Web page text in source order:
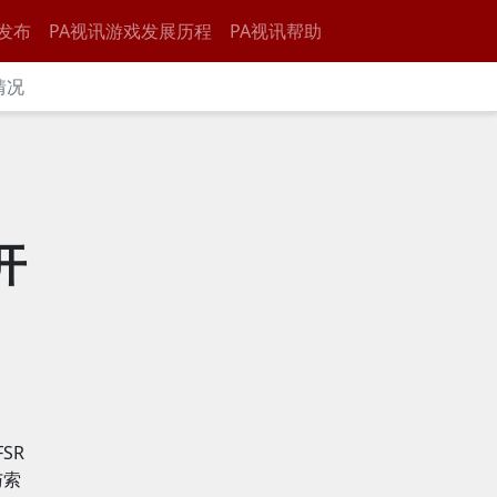
布 PA视讯游戏发展历程 PA视讯帮助
况